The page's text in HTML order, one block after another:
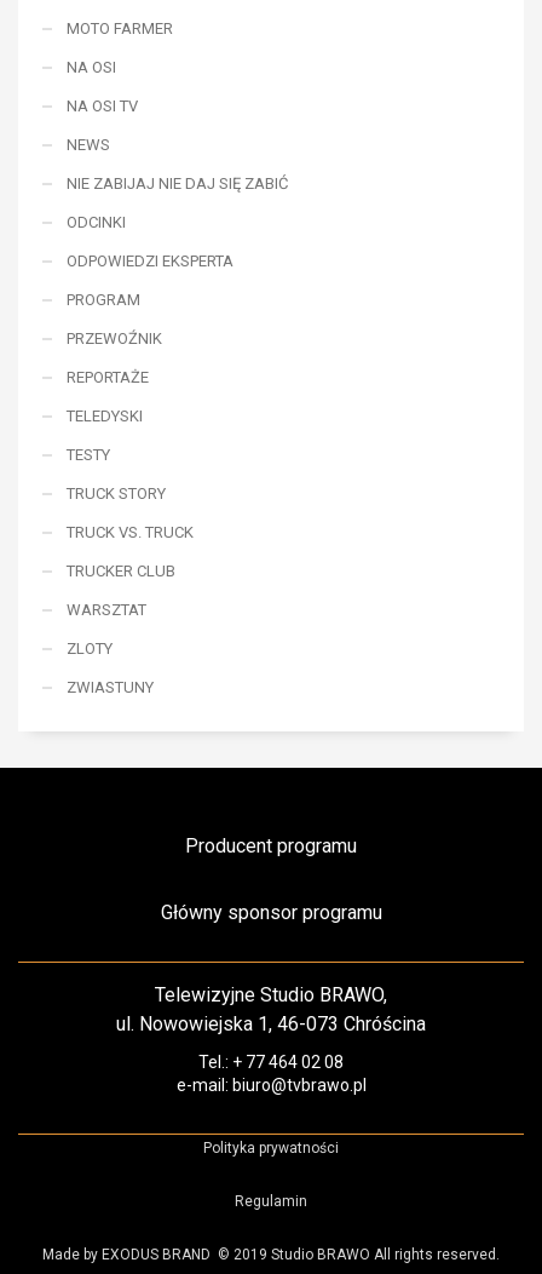
MOTO FARMER
NA OSI
NA OSI TV
NEWS
NIE ZABIJAJ NIE DAJ SIĘ ZABIĆ
ODCINKI
ODPOWIEDZI EKSPERTA
PROGRAM
PRZEWOŹNIK
REPORTAŻE
TELEDYSKI
TESTY
TRUCK STORY
TRUCK VS. TRUCK
TRUCKER CLUB
WARSZTAT
ZLOTY
ZWIASTUNY
Producent programu
Główny sponsor programu
Telewizyjne Studio BRAWO,
ul. Nowowiejska 1, 46-073 Chróścina
Tel.: + 77 464 02 08
e-mail: biuro@tvbrawo.pl
Polityka prywatności
Regulamin
Made by EXODUS BRAND © 2019 Studio BRAWO All rights reserved.